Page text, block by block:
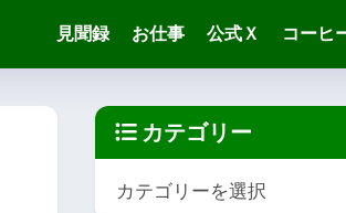
見聞録 お仕事 公式Ｘ コーヒ
カテゴリー